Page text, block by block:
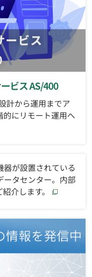
ビス AS/400
計から運用までア
的にリモート運用へ
が設置されている
ータセンター。内部
介します。